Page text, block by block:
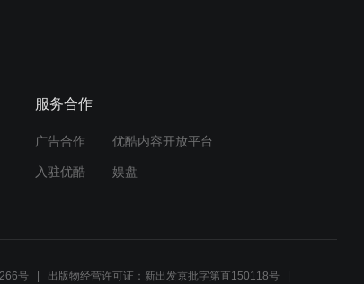
04:54
服务合作
广告合作 优酷内容开放平台
入驻优酷 娱盘
号 出版物经营许可证：新出发京批字第直150118号